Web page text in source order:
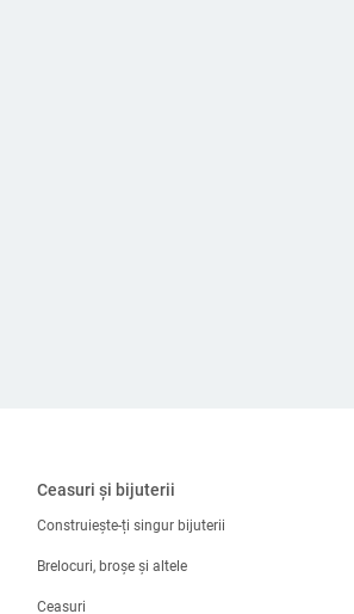
Ceasuri și bijuterii
Construiește-ți singur bijuterii
Brelocuri, broșe și altele
Ceasuri